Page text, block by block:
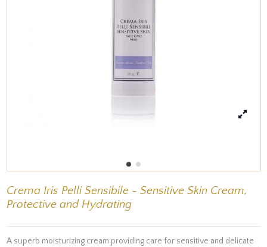
Crema Iris Pelli Sensibile - Sensitive Skin Cream,
Protective and Hydrating
A superb moisturizing cream providing care for sensitive and delicate